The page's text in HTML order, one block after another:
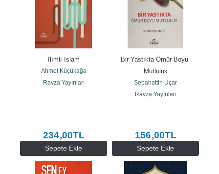
Sepete Ekle
Ilımlı İslam
Ahmet Küçükağa
Ravza Yayınları
234,00TL
Sepete Ekle
Bir Yastıkta Ömür Boyu
Mutluluk
Sebahattin Uçar
Ravza Yayınları
156,00TL